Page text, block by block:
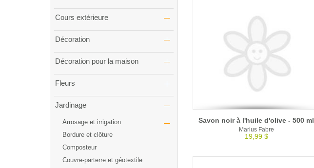
Cours extérieure
Décoration
Décoration pour la maison
Fleurs
Jardinage
Arrosage et irrigation
Bordure et clôture
Composteur
Couvre-parterre et géotextile
Savon noir à l'huile d'olive - 500 ml
Marius Fabre
19,99 $